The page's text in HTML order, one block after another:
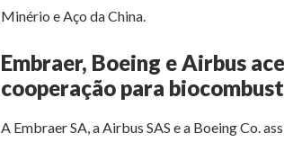
Minério e Aço da China.
Embraer, Boeing e Airbus
cooperação para
A Embraer SA, a Airbus SAS e a Boeing Co.